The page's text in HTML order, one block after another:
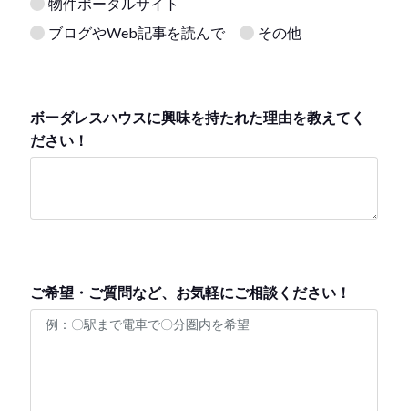
ブログやWeb記事を読んで
その他
ボーダレスハウスに興味を持たれた理由を教えてく
ださい！
ご希望・ご質問など、お気軽にご相談ください！